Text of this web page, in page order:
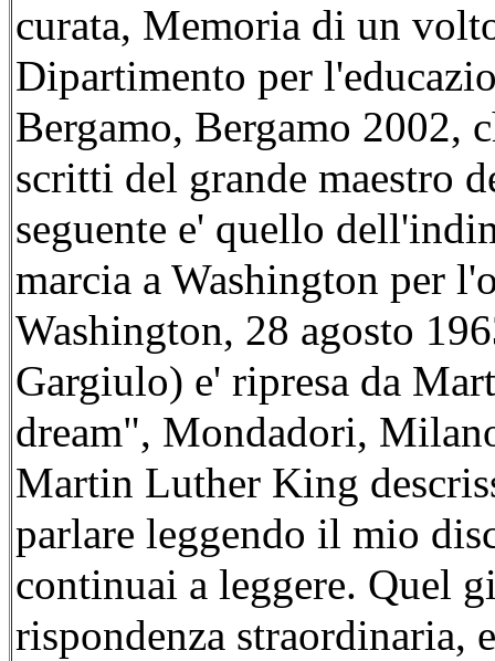
curata, Memoria di un
Dipartimento per
Bergamo, Bergamo 2002,
scritti del grande maestro
seguente e' quello
marcia a Washington per
Washington, 28 agosto
Gargiulo) e' ripresa da
dream", Mondadori,
Martin Luther King
parlare leggendo il mio
continuai a leggere. Quel
rispondenza straordinaria,